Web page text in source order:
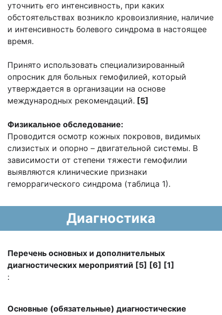
уточнить его интенсивность, при каких
обстоятельствах возникло кровоизлияние, наличие
и интенсивность болевого синдрома в настоящее
время.
Принято использовать специализированный
опросник для больных гемофилией, который
утверждается в организации на основе
международных рекомендаций. [5]
Физикальное обследование:
Проводится осмотр кожных покровов, видимых
слизистых и опорно – двигательной системы. В
зависимости от степени тяжести гемофилии
выявляются клинические признаки
геморрагического синдрома (таблица 1).
Диагностика
Перечень основных и дополнительных
диагностических мероприятий [5] [6] [1]
:
Основные (обязательные) диагностические